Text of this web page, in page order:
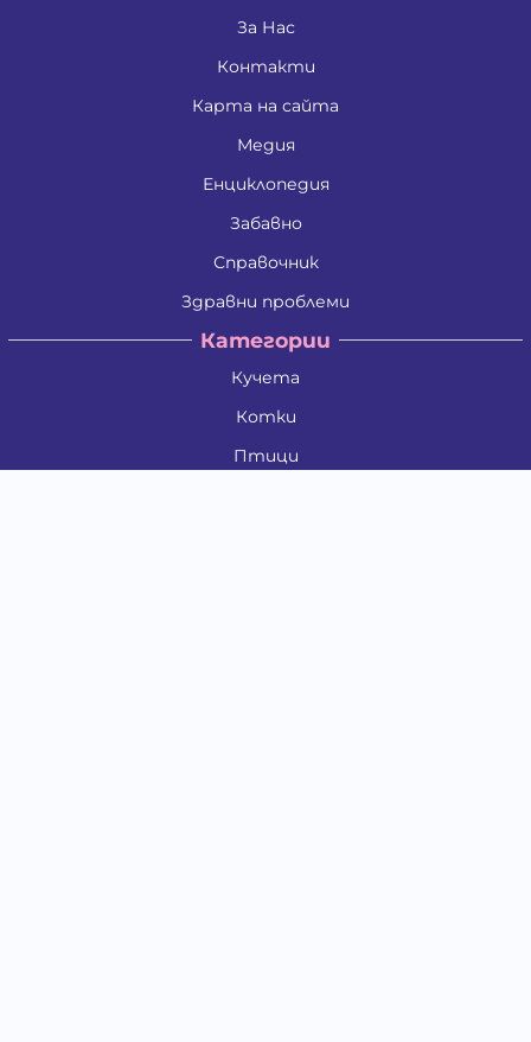
За Нас
Контакти
Карта на сайта
Медия
Енциклопедия
Забавно
Справочник
Здравни проблеми
Категории
Кучета
Котки
Птици